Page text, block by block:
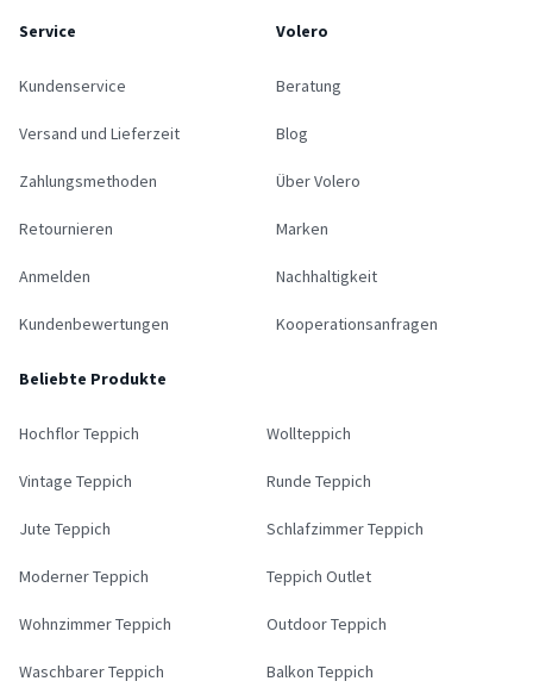
Service
Kundenservice
Versand und Lieferzeit
Zahlungsmethoden
Retournieren
Anmelden
Kundenbewertungen
Volero
Beratung
Blog
Über Volero
Marken
Nachhaltigkeit
Kooperationsanfragen
Beliebte Produkte
Hochflor Teppich Wollteppich
Vintage Teppich Runde Teppich
Jute Teppich Schlafzimmer Teppich
Moderner Teppich Teppich Outlet
Wohnzimmer Teppich Outdoor Teppich
Waschbarer Teppich Balkon Teppich